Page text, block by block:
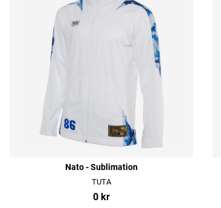
Nato - Sublimation
TUTA
0 kr